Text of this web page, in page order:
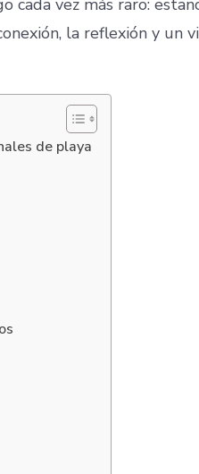
cada vez más raro:
la reflexión y un
de playa